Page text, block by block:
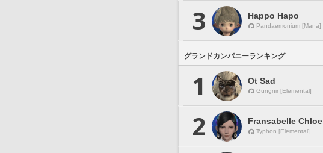
3 Happo Hapo
Pandaemonium [Mana]
グランドカンパニーランキング
1 Ot Sad
Gungnir [Elemental]
2 Fransabelle Chloe
Typhon [Elemental]